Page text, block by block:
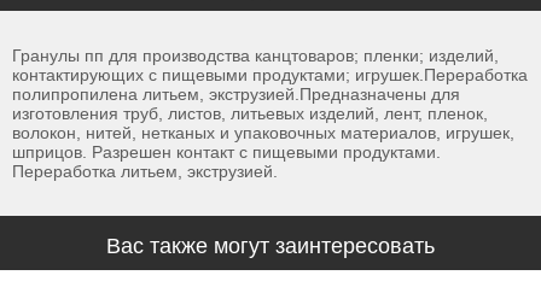
Гранулы пп для производства канцтоваров; пленки; изделий,
контактирующих с пищевыми продуктами; игрушек.Переработка
полипропилена литьем, экструзией.Предназначены для
изготовления труб, листов, литьевых изделий, лент, пленок,
волокон, нитей, нетканых и упаковочных материалов, игрушек,
шприцов. Разрешен контакт с пищевыми продуктами.
Переработка литьем, экструзией.
Вас также могут заинтересовать